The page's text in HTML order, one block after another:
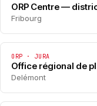
ORP Centre —
Fribourg
ORP · JURA
Office régional de
Delémont